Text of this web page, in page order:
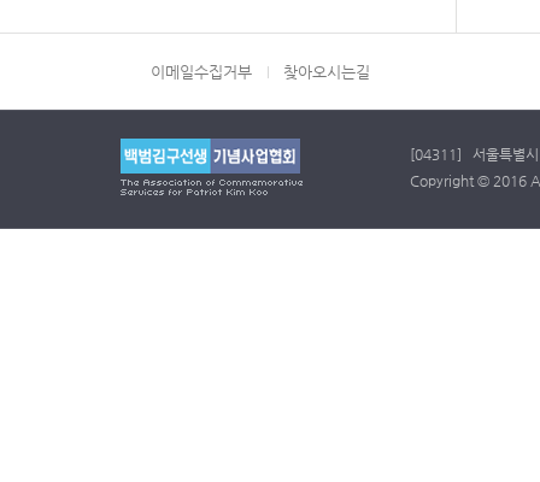
이메일수집거부 찾아오시는길
[04311] 서울특별
Copyright © 2016